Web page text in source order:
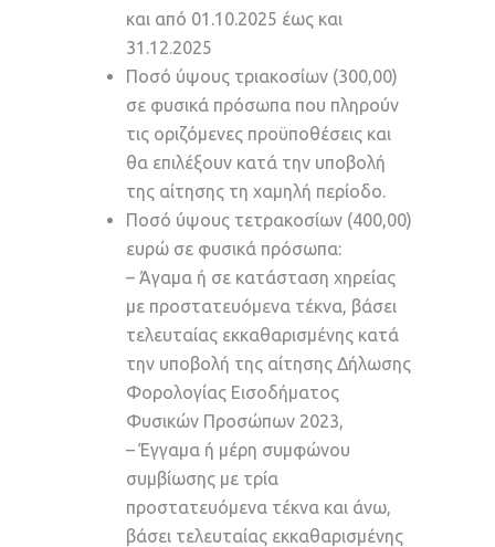
και από 01.10.2025 έως και
31.12.2025
Ποσό ύψους τριακοσίων (300,00)
σε φυσικά πρόσωπα που πληρούν
τις οριζόμενες προϋποθέσεις και
θα επιλέξουν κατά την υποβολή
της αίτησης τη χαμηλή περίοδο.
Ποσό ύψους τετρακοσίων (400,00)
ευρώ σε φυσικά πρόσωπα:
– Άγαμα ή σε κατάσταση χηρείας
με προστατευόμενα τέκνα, βάσει
τελευταίας εκκαθαρισμένης κατά
την υποβολή της αίτησης Δήλωσης
Φορολογίας Εισοδήματος
Φυσικών Προσώπων 2023,
– Έγγαμα ή μέρη συμφώνου
συμβίωσης με τρία
προστατευόμενα τέκνα και άνω,
βάσει τελευταίας εκκαθαρισμένης